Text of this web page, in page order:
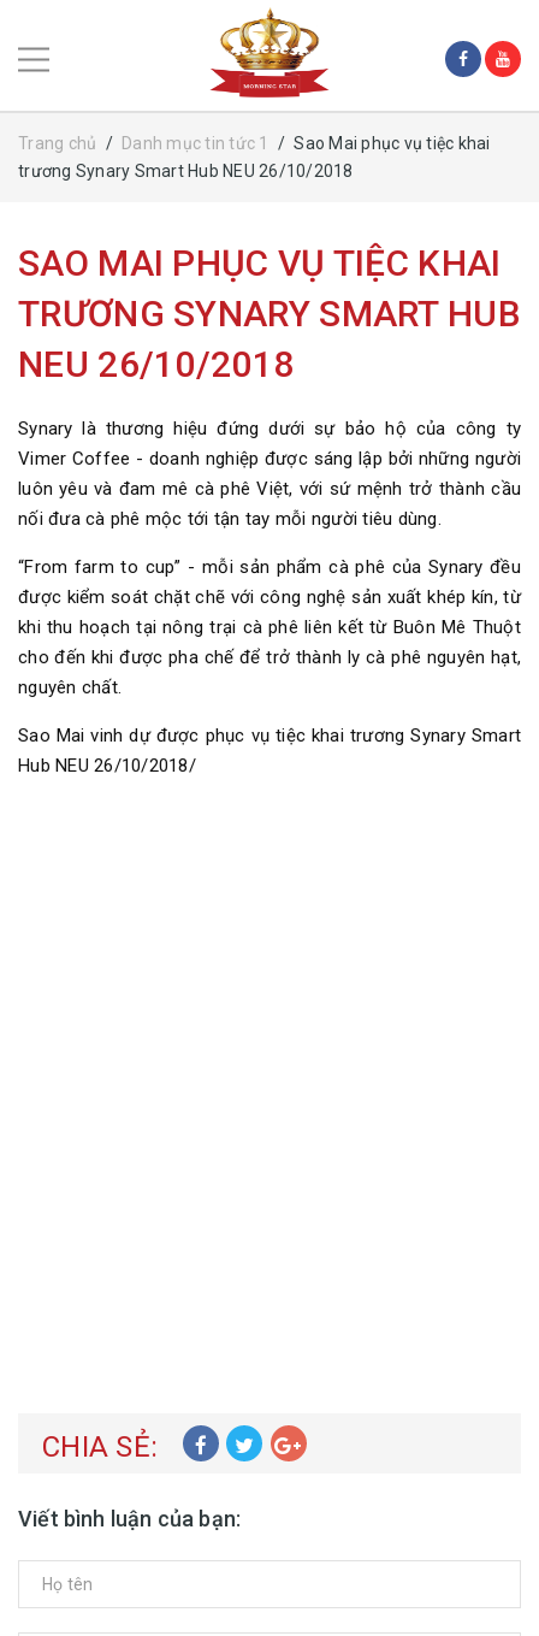
Trang chủ / Danh mục tin tức 1 / Sao Mai phục vụ tiệc khai
trương Synary Smart Hub NEU 26/10/2018
SAO MAI PHỤC VỤ TIỆC KHAI
TRƯƠNG SYNARY SMART HUB
NEU 26/10/2018
Synary là thương hiệu đứng dưới sự bảo hộ của công ty
Vimer Coffee - doanh nghiệp được sáng lập bởi những người
luôn yêu và đam mê cà phê Việt, với sứ mệnh trở thành cầu
nối đưa cà phê mộc tới tận tay mỗi người tiêu dùng.
“From farm to cup” - mỗi sản phẩm cà phê của Synary đều
được kiểm soát chặt chẽ với công nghệ sản xuất khép kín, từ
khi thu hoạch tại nông trại cà phê liên kết từ Buôn Mê Thuột
cho đến khi được pha chế để trở thành ly cà phê nguyên hạt,
nguyên chất.
Sao Mai vinh dự được phục vụ tiệc khai trương Synary Smart
Hub NEU 26/10/2018/
CHIA SẺ:
Viết bình luận của bạn: